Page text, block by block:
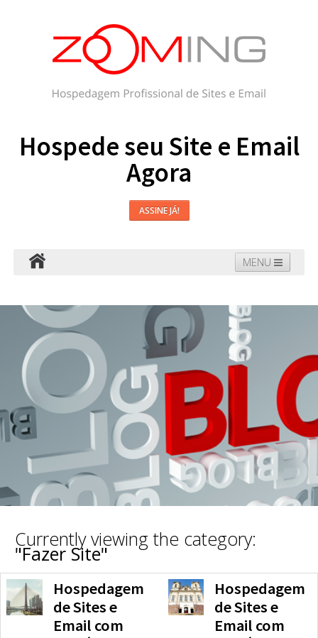
Hospede seu Site e Email
Agora
ASSINE JÁ!
MENU
Domínios Blog Suporte
Currently viewing the category:
"Fazer Site"
Hospedagem
de Sites e
Email com
Hospedagem
de Sites e
Email com